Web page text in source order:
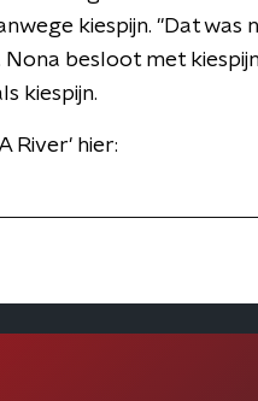
kiespijn. "Dat was
besloot met
kiespijn.
River' hier: